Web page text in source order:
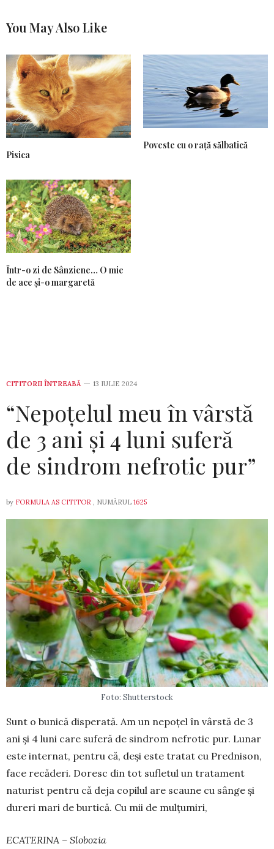
You May Also Like
Pisica
Poveste cu o rață sălbatică
Într-o zi de Sânziene… O mie
de ace și-o margaretă
CITITORII ÎNTREABĂ 13 IULIE 2024
“Nepoțelul meu în vârstă
de 3 ani și 4 luni suferă
de sindrom nefrotic pur”
by FORMULA AS CITITOR , NUMĂRUL 1625
Foto: Shutterstock
Sunt o bunică disperată. Am un nepoțel în vârs­tă de 3
ani și 4 luni care suferă de sindrom nefro­tic pur. Lunar
este internat, pen­tru că, deși este tratat cu Prednison,
face recăderi. Doresc din tot sufletul un tratament
naturist pen­tru că deja copi­lul are scaune cu sânge și
dureri mari de bur­tică. Cu mii de mulțumiri,
ECATERINA – Slobozia